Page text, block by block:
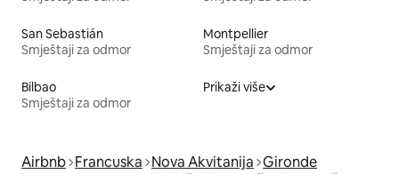
San Sebastián
Smještaji za odmor
Montpellier
Smještaji za odmor
Bilbao
Smještaji za odmor
Prikaži više
Airbnb Francuska Nova Akvitanija Gironde